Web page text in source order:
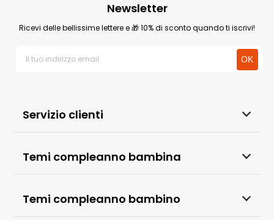
Servizio clienti
Temi compleanno bambina
Temi compleanno bambino
Newsletter
Ricevi delle bellissime lettere e 🎁 10% di sconto quando ti iscrivi!